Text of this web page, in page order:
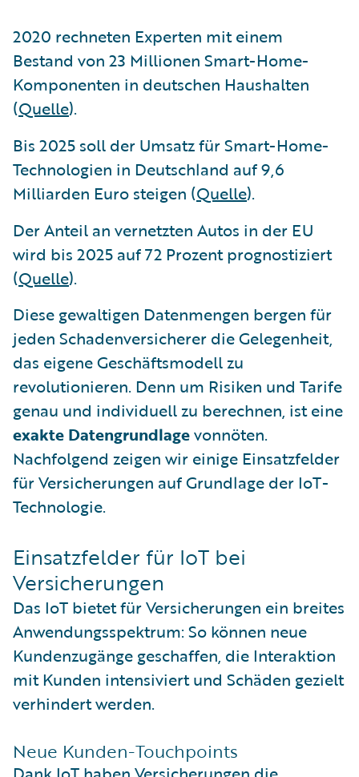
2020 rechneten Experten mit einem
Bestand von 23 Millionen Smart-Home-
Komponenten in deutschen Haushalten
(Quelle).
Bis 2025 soll der Umsatz für Smart-Home-
Technologien in Deutschland auf 9,6
Milliarden Euro steigen (Quelle).
Der Anteil an vernetzten Autos in der EU
wird bis 2025 auf 72 Prozent prognostiziert
(Quelle).
Diese gewaltigen Datenmengen bergen für
jeden Schadenversicherer die Gelegenheit,
das eigene Geschäftsmodell zu
revolutionieren. Denn um Risiken und Tarife
genau und individuell zu berechnen, ist eine
exakte Datengrundlagevonnöten.
Nachfolgend zeigen wir einige Einsatzfelder
für Versicherungen auf Grundlage der IoT-
Technologie.
Einsatzfelder für IoT bei
Versicherungen
Das IoT bietet für Versicherungen ein breites
Anwendungsspektrum: So können neue
Kundenzugänge geschaffen, die Interaktion
mit Kunden intensiviert und Schäden gezielt
verhindert werden.
Neue Kunden-Touchpoints